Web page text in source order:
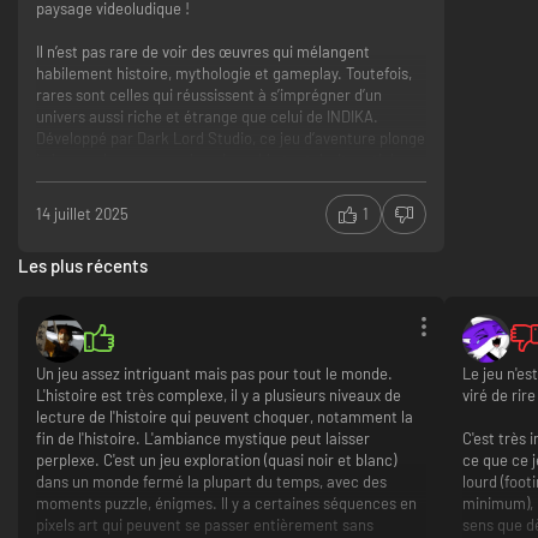
paysage videoludique !
Il n’est pas rare de voir des œuvres qui mélangent
habilement histoire, mythologie et gameplay. Toutefois,
rares sont celles qui réussissent à s’imprégner d’un
univers aussi riche et étrange que celui de INDIKA.
Développé par Dark Lord Studio, ce jeu d’aventure plonge
contes folkloriques russes, avec une ambiance hantée et
une direction artistique troublante. Au-delà de
l’atmosphère envoûtante et de la narration, INDIKA se
l’Église russe et des nonnes et comment cette
l’expérience de jeu.
Mystique et troublant
L’une des premières choses qui frappe lorsqu’on plonge
dans INDIKA est l’atmosphère singulière du jeu. Loin des
graphismes criards ou des mondes trop colorés, le jeu
adopte une palette de couleurs sombres, qui, alliée à des
décors mystiques et chargés de symboles religieux,
installe une ambiance à la fois intrigante et perturbante.
Chaque zone semble regorger de secrets, de mystères
non résolus, et le joueur est rapidement absorbé par la
14 juillet 2025 1
Les plus récents
Un jeu assez intriguant mais pas pour tout le monde.
L'histoire est très complexe, il y a plusieurs niveaux de
lecture de l'histoire qui peuvent choquer, notamment la
fin de l'histoire. L'ambiance mystique peut laisser
perplexe. C'est un jeu exploration (quasi noir et blanc)
dans un monde fermé la plupart du temps, avec des
moments puzzle, énigmes. Il y a certaines séquences en
pixels art qui peuvent se passer entièrement sans
Le jeu
viré de
C'est très
ce que ce
lourd
minimum),
sens que